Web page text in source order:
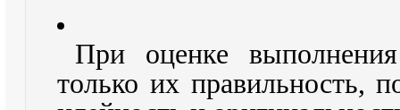
При оценке
только их правильность,